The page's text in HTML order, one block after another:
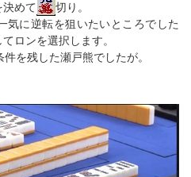
決めて
切り。
気に逆転を狙いたいところでした
ロンを選択します。
を残した瀬戸熊でしたが。